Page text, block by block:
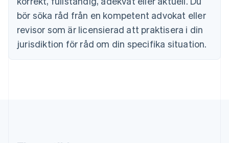
bör söka råd från en kompetent advokat eller
revisor som är licensierad att praktisera i din
jurisdiktion för råd om din specifika situation.
English
Estland
English
Fastlandskina
Finland